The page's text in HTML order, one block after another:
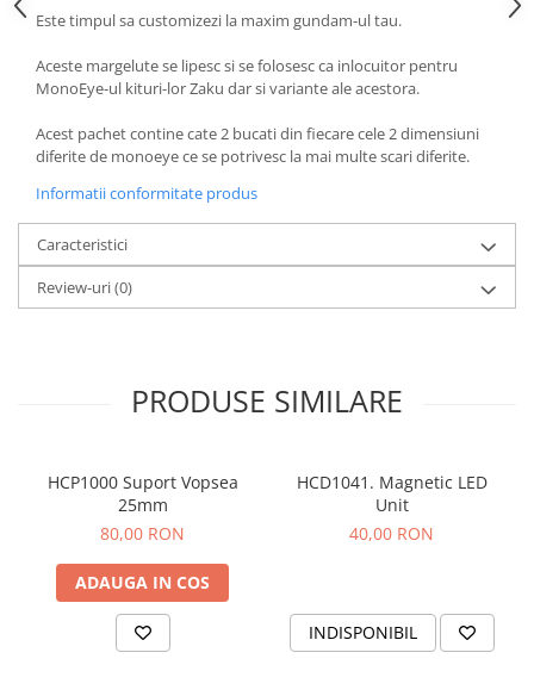
Este timpul sa customizezi la maxim gundam-ul tau.
Aceste margelute se lipesc si se folosesc ca inlocuitor pentru
MonoEye-ul kituri-lor Zaku dar si variante ale acestora.
Acest pachet contine cate 2 bucati din fiecare cele 2 dimensiuni
diferite de monoeye ce se potrivesc la mai multe scari diferite.
Informatii conformitate produs
Caracteristici
Review-uri(0)
PRODUSE SIMILARE
HCP1000 Suport Vopsea
25mm
80,00 RON
ADAUGA IN COS
HCD1041. Magnetic LED
Unit
40,00 RON
INDISPONIBIL